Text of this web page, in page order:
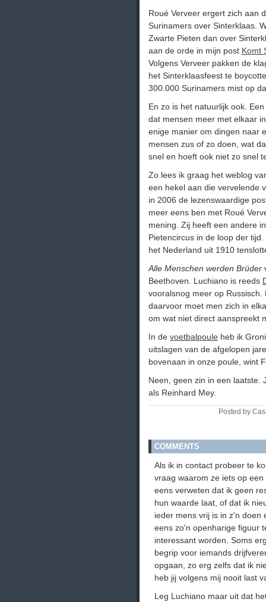
Roué Verveer ergert zich aan
Surinamers over Sinterklaas.
Zwarte Pieten dan over
aan de orde in mijn post Komt
Volgens Verveer pakken de
het Sinterklaasfeest te
300.000 Surinamers mist op
En zo is het natuurlijk ook.
dat mensen meer met elkaar
enige manier om dingen naar
mensen zus of zo doen, wat
snel en hoeft ook niet zo snel
Zo lees ik graag het weblog
een hekel aan die vervelende
in 2006 de lezenswaardige
meer eens ben met Roué
mening. Zij heeft een andere
Pietencircus in de loop der
het Nederland uit 1910
Alle Menschen werden Brüder
Beethoven. Luchiano is reeds
vooralsnog meer op
daarvoor moet men zich in
om wat niet direct aanspreekt
In de voetbalpoule heb ik
uitslagen van de afgelopen
bovenaan in onze poule, wint
Neen, geen zin in een laatste.
als Reinhard Mey.
Posted by
COMMENTS
Als ik in contact probeer te
vraag waarom ze iets op
eens verweten dat ik geen
hun waarde laat, of dat ik
ieder mens vrij is in z'n doen
eens zo'n openharige figuur
interessant worden. Soms
begrip voor iemands
opgaan, zo erg zelfs dat ik
heb jij volgens mij nooit last
Leg Luchiano maar uit dat